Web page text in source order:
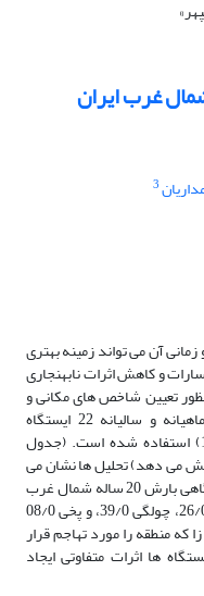
غرب ایران
3
آن مى‏ تواند زمینه بهترى
و کاهش اثرات نابهنجارى‏
تعیین شاخص ‏هاى مکانى و
زمانى بارش و تغییرات آن از داده‏ه اى ماهیانه و سالیانه 22 ایستگاه
سینوپتیک در طى دوره آمارى (2005-1986) استفاده شده است. (جدول
نمایش مى‏ دهد) تحلیل‏ ها نشان مى‏
دهد که با توجه به میانگین‏ هاى بارش ایستگاهى بارش 20 ساله شمال غرب
ایران 354 میلى‏ متر و ضریب تغییرات بارش 26/0، چولگى 39/0، و پخى 08/0
که منطقه را مورد تهاجم قرار
ها اثرات متفاوتى ایجاد